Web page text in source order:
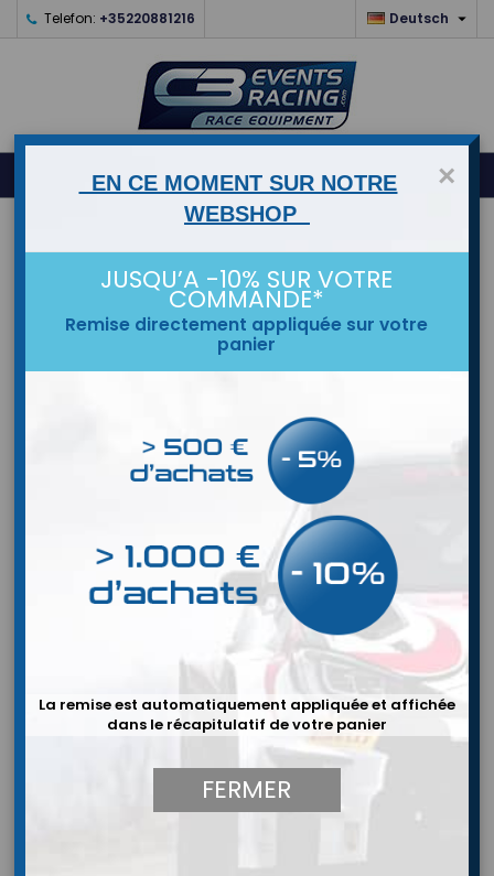
Telefon: +35220881216 Deutsch 
  0×
EN CE MOMENT SUR NOTRE
WEBSHOP
JUSQU’A -10% SUR VOTRE
COMMANDE*
Remise directement appliquée sur votre
panier
La remise est automatiquement appliquée et affichée
dans le récapitulatif de votre panier
FERMER